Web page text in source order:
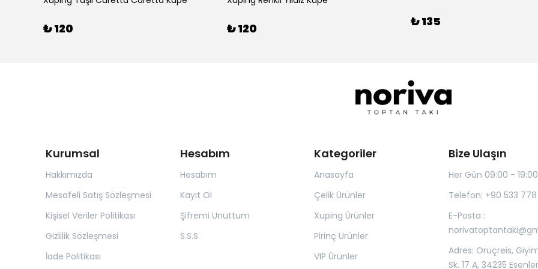
₺ 120 ₺ 120 ₺ 135
Kurumsal
Hakkımızda
Mesafeli Satış Sözleşmesi
Kişisel Veriler Politikası
Gizlilik Sözleşmesi
İade Politikası
Hesabım
Hesabım
Kayıt Ol
Şifremi Unuttum
S.S.S
Kategoriler
Anasayfa
Çelik Ürünler
Xuping Ürünler
Pirinç Ürünler
VIP Ürünler
Bize Ulaşın
Her Gün 09:00 - 19:00
Telefon: +90 533 778
E-Posta :
Adres: Oruçreis,
Sk. 17 A, 34235